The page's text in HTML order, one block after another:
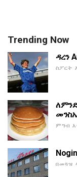
Trending Now
ዳረን
ስፖርት
ምግብ
በመጓዝ